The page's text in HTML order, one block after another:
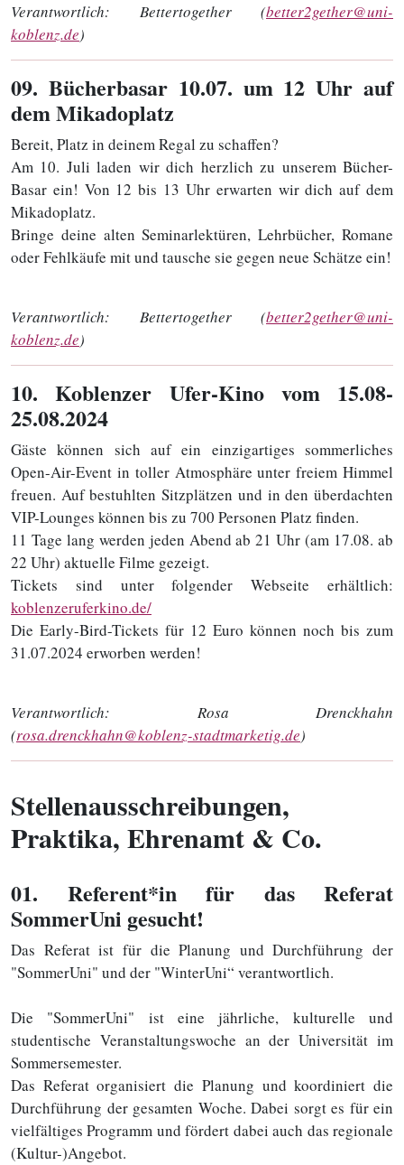
Verantwortlich: Bettertogether (better2gether@uni-
koblenz.de)
09. Bücherbasar 10.07. um 12 Uhr auf
dem Mikadoplatz
Bereit, Platz in deinem Regal zu schaffen?
Am 10. Juli laden wir dich herzlich zu unserem Bücher-
Basar ein! Von 12 bis 13 Uhr erwarten wir dich auf dem
Mikadoplatz.
Bringe deine alten Seminarlektüren, Lehrbücher, Romane
oder Fehlkäufe mit und tausche sie gegen neue Schätze ein!
Verantwortlich: Bettertogether (better2gether@uni-
koblenz.de)
10. Koblenzer Ufer-Kino vom 15.08-
25.08.2024
Gäste können sich auf ein einzigartiges sommerliches
Open-Air-Event in toller Atmosphäre unter freiem Himmel
freuen. Auf bestuhlten Sitzplätzen und in den überdachten
VIP-Lounges können bis zu 700 Personen Platz finden.
11 Tage lang werden jeden Abend ab 21 Uhr (am 17.08. ab
22 Uhr) aktuelle Filme gezeigt.
Tickets sind unter folgender Webseite erhältlich:
koblenzeruferkino.de/
Die Early-Bird-Tickets für 12 Euro können noch bis zum
31.07.2024 erworben werden!
Verantwortlich: Rosa Drenckhahn
(rosa.drenckhahn@koblenz-stadtmarketig.de)
Stellenausschreibungen,
Praktika, Ehrenamt & Co.
01. Referent*in für das Referat
SommerUni gesucht!
Das Referat ist für die Planung und Durchführung der
"SommerUni" und der "WinterUni“ verantwortlich.
Die "SommerUni" ist eine jährliche, kulturelle und
studentische Veranstaltungswoche an der Universität im
Sommersemester.
Das Referat organisiert die Planung und koordiniert die
Durchführung der gesamten Woche. Dabei sorgt es für ein
vielfältiges Programm und fördert dabei auch das regionale
(Kultur-)Angebot.